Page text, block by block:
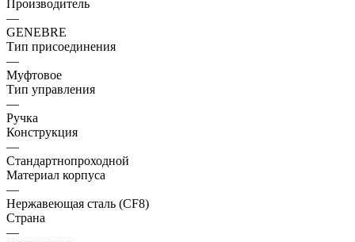
Производитель
—
GENEBRE
Тип присоединения
—
Муфтовое
Тип управления
—
Ручка
Конструкция
—
Стандартнопроходной
Материал корпуса
—
Нержавеющая сталь (CF8)
Страна
—